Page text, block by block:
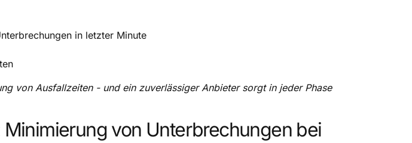
in letzter Minute
von Ausfallzeiten - und ein zuverlässiger Anbieter sorgt in jeder Phase
von Unterbrechungen bei